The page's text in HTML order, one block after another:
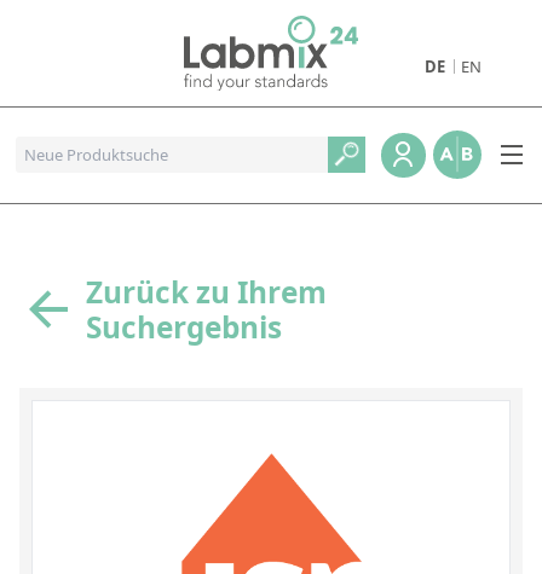
DE EN
Referenzstandards für die Industrie und Geologie
Referenzstandards für die Umweltanalytik
Referenzstandards für physikalische Eigenschaften
Organische Referenzstandards
Anorganische Referenzstandards
Zurück zu Ihrem
Suchergebnis